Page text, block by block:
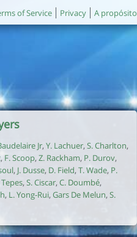
of Service Privacy A propósito
Jr, Y. Lachuer, S. Charlton,
, F. Scoop, Z. Rackham, P. Durov,
, J. Dusse, D. Field, T. Wade, P.
, S. Ciscar, C. Doumbé,
, L. Yong-Rui, Gars De Melun, S.